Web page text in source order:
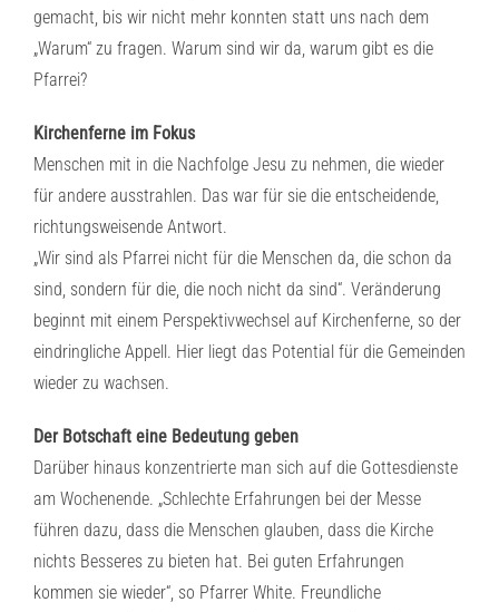
gemacht, bis wir nicht mehr konnten statt uns nach dem
„Warum“ zu fragen. Warum sind wir da, warum gibt es die
Pfarrei?
Kirchenferne im Fokus
Menschen mit in die Nachfolge Jesu zu nehmen, die wieder
für andere ausstrahlen. Das war für sie die entscheidende,
richtungsweisende Antwort.
„Wir sind als Pfarrei nicht für die Menschen da, die schon da
sind, sondern für die, die noch nicht da sind“. Veränderung
beginnt mit einem Perspektivwechsel auf Kirchenferne, so der
eindringliche Appell. Hier liegt das Potential für die Gemeinden
wieder zu wachsen.
Der Botschaft eine Bedeutung geben
Darüber hinaus konzentrierte man sich auf die Gottesdienste
am Wochenende. „Schlechte Erfahrungen bei der Messe
führen dazu, dass die Menschen glauben, dass die Kirche
nichts Besseres zu bieten hat. Bei guten Erfahrungen
kommen sie wieder“, so Pfarrer White. Freundliche